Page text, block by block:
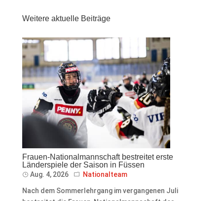
Weitere aktuelle Beiträge
Frauen-Nationalmannschaft bestreitet erste
Länderspiele der Saison in Füssen
Aug. 4, 2026 Nationalteam
Nach dem Sommerlehrgang im vergangenen Juli